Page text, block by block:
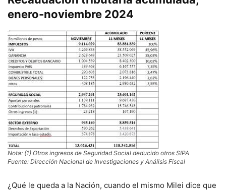
enero-noviembre 2024
Nota: (1) Otros ingresos de Seguridad Social deducido otros SIPA
Fuente: Dirección Nacional de Investigaciones y Análisis Fiscal
¿Qué le queda a la Nación, cuando el mismo Milei dice que